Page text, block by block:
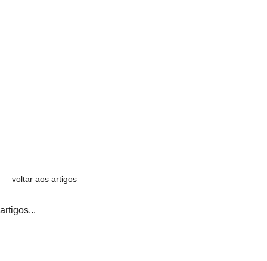
voltar aos artigos
artigos...